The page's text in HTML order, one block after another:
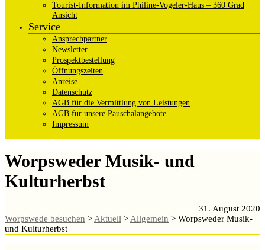
Tourist-Information im Philine-Vogeler-Haus – 360 Grad
Ansicht
Service
Ansprechpartner
Newsletter
Prospektbestellung
Öffnungszeiten
Anreise
Datenschutz
AGB für die Vermittlung von Leistungen
AGB für unsere Pauschalangebote
Impressum
Worpsweder Musik- und
Kulturherbst
31. August 2020
Worpswede besuchen > Aktuell > Allgemein > Worpsweder Musik-
und Kulturherbst